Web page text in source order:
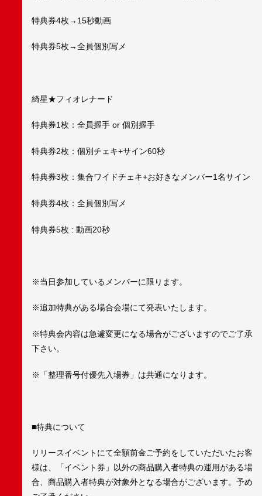
特典券4枚→15秒動画
特典券5枚→全員個別写メ
綺星★フィオレナード
特典券1枚：全員握手 or 個別握手
特典券2枚：個別チェキ+サイン60秒
特典券3枚：集合ワイドチェキ+お好きなメンバー1名サイン
特典券4枚：全員個別写メ
特典券5枚 : 動画20秒
※当日参加しているメンバーに限ります。
※追加特典がある場合会場にて発表いたします。
※特典会内容は急遽変更になる場合がございますのでご了承
下さい。
※「整理番号付優先入場券」は共通になります。
■特典について
リリースイベントにて全額前金ご予約をしていただいたお客
様は、「イベント券」以外の商品購入者特典の運用がある場
合、商品購入者特典が対象外となる場合がございます。予め